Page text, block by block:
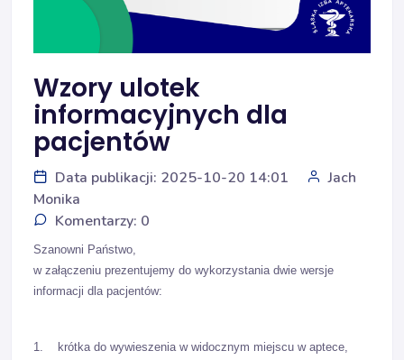
Wzory ulotek
informacyjnych dla
pacjentów
Data publikacji: 2025-10-20 14:01
Jach
Monika
Komentarzy: 0
Szanowni Państwo,
w załączeniu prezentujemy do wykorzystania dwie wersje
informacji dla pacjentów:
1. krótka do wywieszenia w widocznym miejscu w aptece,